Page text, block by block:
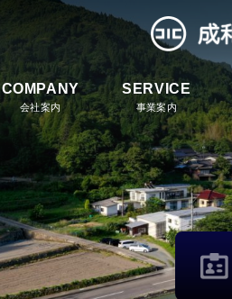
COMPANY
会社案内
SERVICE
事業案内